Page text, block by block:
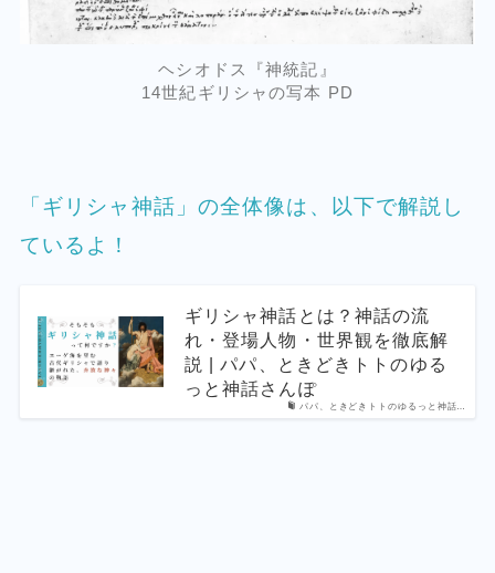
ヘシオドス『神統記』
14世紀ギリシャの写本 PD
「ギリシャ神話」の全体像は、以下で解説し
ているよ！
パパ、ときどきトトのゆるっと神話…
ギリシャ神話とは？神話の流
れ・登場人物・世界観を徹底解
説 | パパ、ときどきトトのゆる
っと神話さんぽ